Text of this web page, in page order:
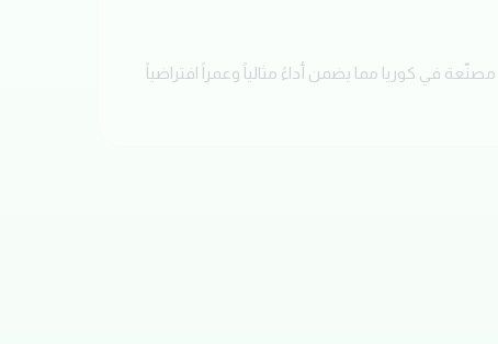
احصل الآن على ثرموستات حرارة 1.6 بجودة عالية من ماركة LUXSY. تم تصميم هذه القطعة خصيصاً لسيارات HYUNDAI VERNA . مصنّعة في كوريا مما يضمن أداءً مثالياً وعمراً افتراضياً